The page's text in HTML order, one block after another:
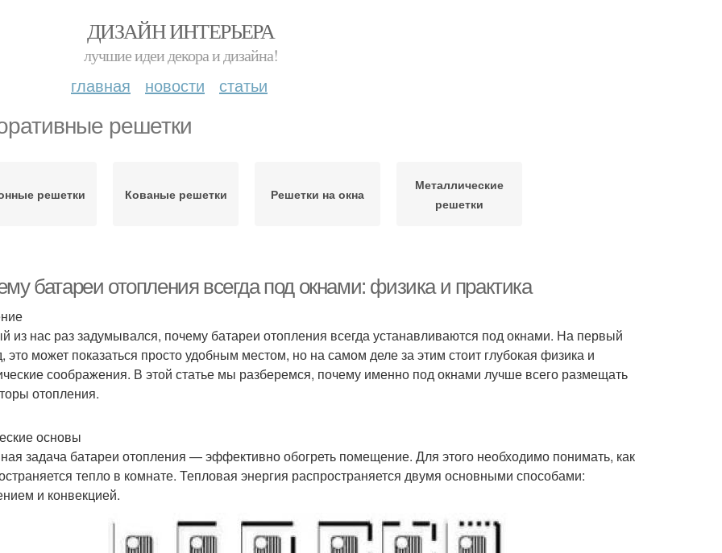
ДИЗАЙН ИНТЕРЬЕРА
лучшие идеи декора и дизайна!
главная новости статьи
решетки
решетки Кованые решетки Решетки на окна
Металлические
решетки
батареи отопления всегда под окнами: физика и практика
из нас раз задумывался, почему батареи отопления всегда устанавливаются под окнами. На первый
это может показаться просто удобным местом, но на самом деле за этим стоит глубокая физика и
соображения. В этой статье мы разберемся, почему именно под окнами лучше всего размещать
отопления.
основы
задача батареи отопления — эффективно обогреть помещение. Для этого необходимо понимать, как
тепло в комнате. Тепловая энергия распространяется двумя основными способами:
и конвекцией.